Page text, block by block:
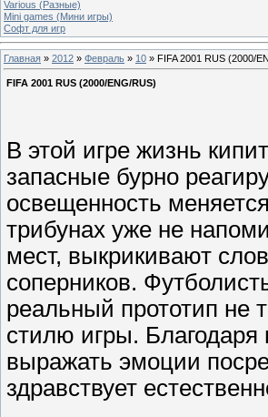
Various (Разные)
Mini games (Мини игры)
Софт для игр
Главная » 2012 » Февраль » 10 » FIFA 2001 RUS (2000/
FIFA 2001 RUS (2000/ENG/RUS)
В этой игре жизнь
запасные бурно
освещенность
трибунах уже не
мест, выкрикивают
соперников.
реальный прототип не
стилю игры. Благодаря
выражать эмоции
здравствует